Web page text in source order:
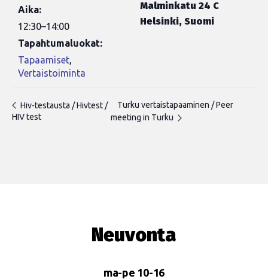
Aika:
12:30–14:00
Tapahtumaluokat:
Tapaamiset,
Vertaistoiminta
Malminkatu 24 C
Helsinki, Suomi
Hiv-testausta / Hivtest /
HIV test
Turku vertaistapaaminen / Peer
meeting in Turku
Neuvonta
ma-pe 10-16